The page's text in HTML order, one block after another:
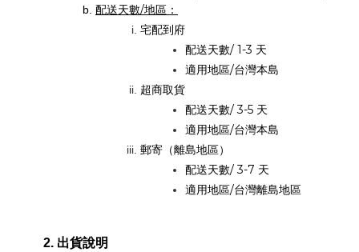
配送天數/地區：
宅配到府
配送天數/ 1-3 天
適用地區/台灣本島
超商取貨
配送天數/ 3-5 天
適用地區/台灣本島
郵寄（離島地區）
配送天數/ 3-7 天
適用地區/台灣離島地區
出貨說明